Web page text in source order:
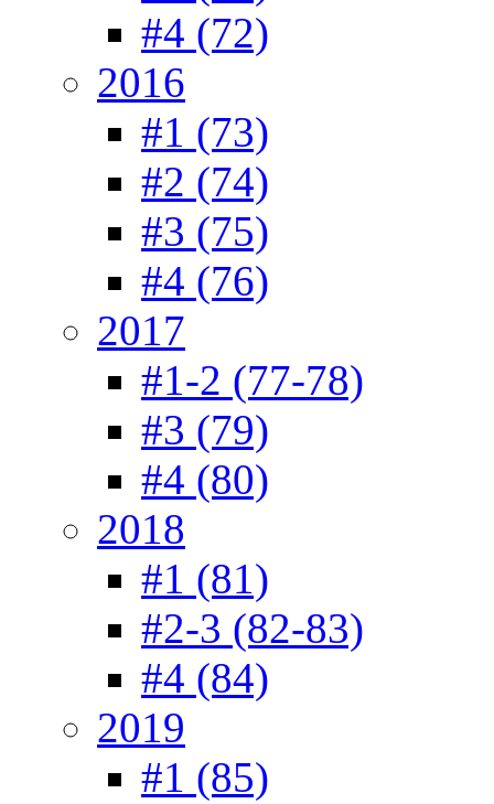
#4 (72)
2016
#1 (73)
#2 (74)
#3 (75)
#4 (76)
2017
#1-2 (77-78)
#3 (79)
#4 (80)
2018
#1 (81)
#2-3 (82-83)
#4 (84)
2019
#1 (85)